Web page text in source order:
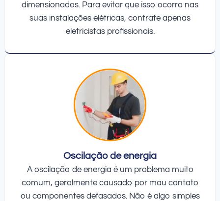
dimensionados. Para evitar que isso ocorra nas
suas instalações elétricas, contrate apenas
eletricistas profissionais.
Oscilação de energia
A oscilação de energia é um problema muito
comum, geralmente causado por mau contato
ou componentes defasados. Não é algo simples